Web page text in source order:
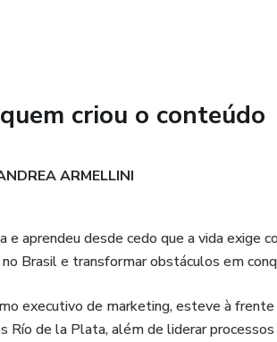
criou o conteúdo
ARMELLINI
aprendeu desde cedo que a vida exige
Brasil e transformar obstáculos em
executivo de marketing, esteve à
Río de la Plata, além de liderar